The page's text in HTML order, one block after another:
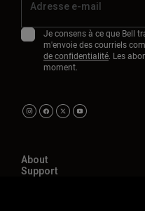
Je consens à ce que Bell
m'envoie des courriels
de confidentialité. Les
moment.
About
Support